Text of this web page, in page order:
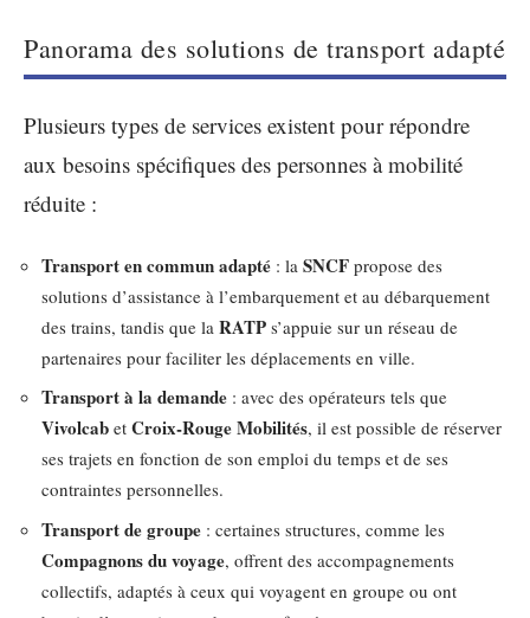
Panorama des solutions de transport adapté
Plusieurs types de services existent pour répondre
aux besoins spécifiques des personnes à mobilité
réduite :
Transport en commun adapté : la SNCF propose des
solutions d’assistance à l’embarquement et au débarquement
des trains, tandis que la RATP s’appuie sur un réseau de
partenaires pour faciliter les déplacements en ville.
Transport à la demande : avec des opérateurs tels que
Vivolcab et Croix-Rouge Mobilités, il est possible de réserver
ses trajets en fonction de son emploi du temps et de ses
contraintes personnelles.
Transport de groupe : certaines structures, comme les
Compagnons du voyage, offrent des accompagnements
collectifs, adaptés à ceux qui voyagent en groupe ou ont